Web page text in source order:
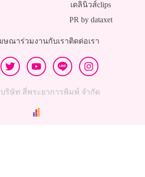
เดลินิวส์clips
PR by dataxet
ษณาร่วมงานกับเราติดต่อเรา
ริษัท สี่พระยาการพิมพ์ จำกัด